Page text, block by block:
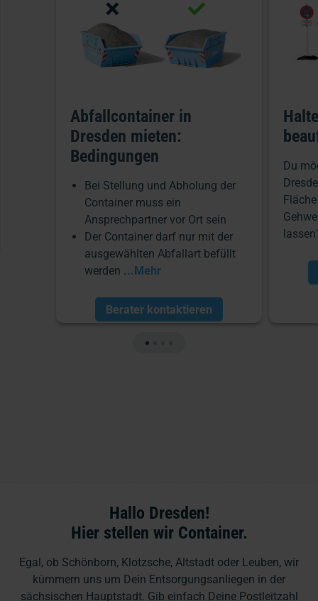
Abfallcontainer in
Dresden mieten:
Bedingungen
Bei Stellung und Abholung der
Container muss ein
Ansprechpartner vor Ort sein
Der Container darf nur mit der
ausgewählten Abfallart befüllt
werden ...Mehr
Berater kontaktieren
Du
Hallo Dresden!
Hier stellen wir Container.
Egal, ob Schönborn, Klotzsche, Altstadt oder Leuben, wir
kümmern uns um Dein Entsorgungsanliegen in der
sächsischen Hauptstadt. Gib einfach Deine Postleitzahl